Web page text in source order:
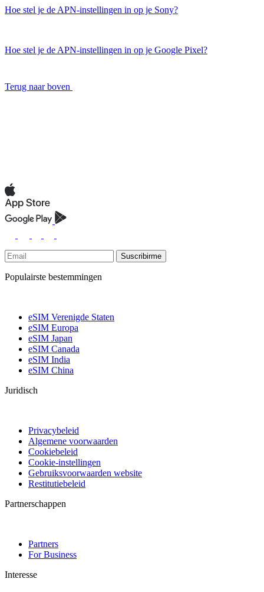
Hoe stel je de APN-instellingen in op je Sony?
Hoe stel je de APN-instellingen in op je Google Pixel?
Terug naar boven
Suscribirme
Populairste bestemmingen
eSIM Verenigde Staten
eSIM Europa
eSIM Japan
eSIM Canada
eSIM India
eSIM China
Juridisch
Privacybeleid
Algemene voorwaarden
Cookiebeleid
Cookie-instellingen
Gebruiksvoorwaarden website
Restitutiebeleid
Partnerschappen
Partners
For Business
Interesse